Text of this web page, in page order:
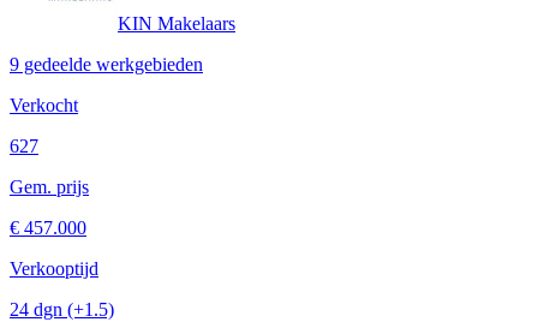
KIN Makelaars
9 gedeelde werkgebieden
Verkocht
627
Gem. prijs
€ 457.000
Verkooptijd
24 dgn (+1.5)